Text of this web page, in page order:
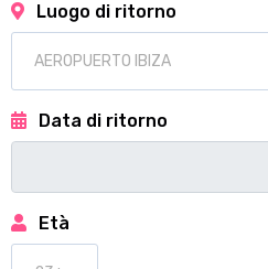
Luogo di ritorno
Data di ritorno
Età